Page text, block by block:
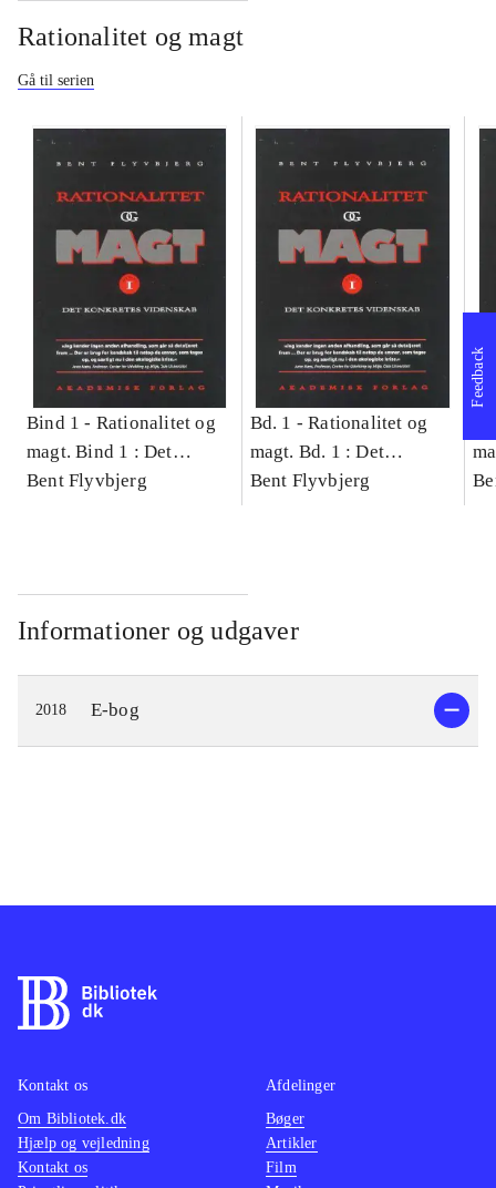
Rationalitet og magt
Gå til serien
Bind 1 - Rationalitet og
magt. Bind 1 : Det
konkretes videnskab
Bent Flyvbjerg
Bd. 1 -Rationalitet og
magt. Bd. 1 : Det
konkretes videnskab
Bent Flyvbjerg
Informationer og udgaver
2018 E-bog
Feedback
Kontakt os
Om Bibliotek.dk
Hjælp og vejledning
Kontakt os
Afdelinger
Bøger
Artikler
Film